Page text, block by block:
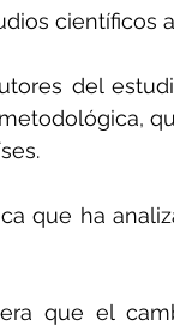
científicos
del
que ha
que el